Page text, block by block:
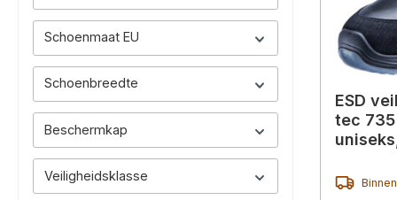
Schoenmaat EU
Schoenbreedte
Beschermkap
Veiligheidsklasse
ESD
tec 735